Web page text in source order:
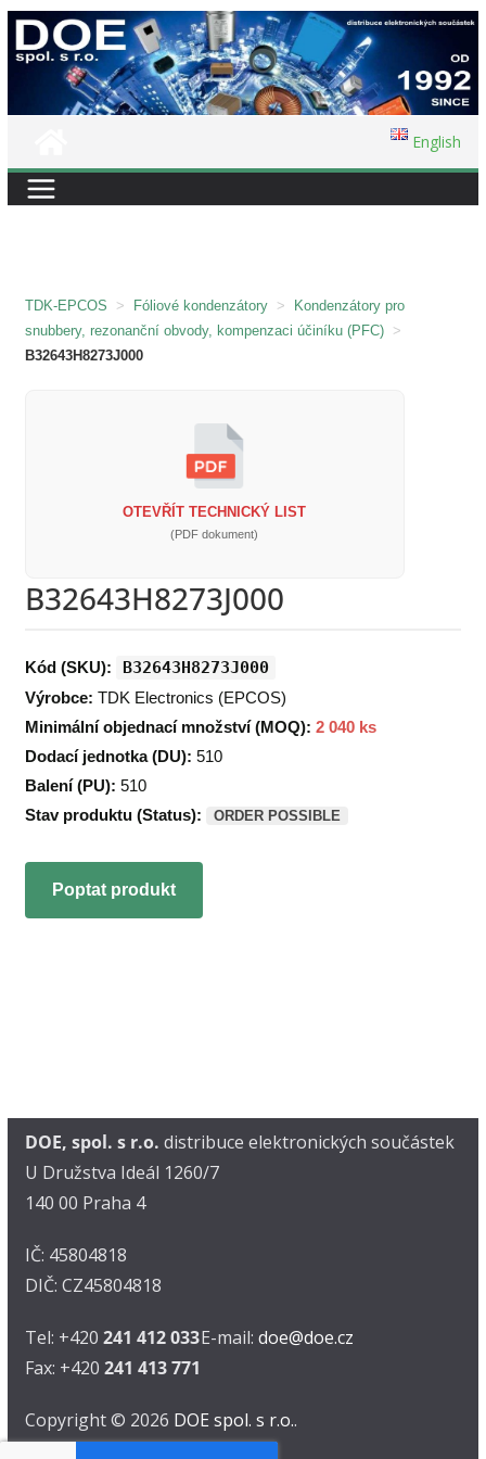
Přeskočit
na
English
TDK-EPCOS > Fóliové kondenzátory >
Kondenzátory pro
snubbery, rezonanční obvody, kompenzaci účiníku (PFC) >
B32643H8273J000
OTEVŘÍT TECHNICKÝ LIST
(PDF dokument)
B32643H8273J000
Kód (SKU): B32643H8273J000
Výrobce: TDK Electronics (EPCOS)
Minimální objednací množství (MOQ): 2 040 ks
Dodací jednotka (DU): 510
Balení (PU): 510
Stav produktu (Status):
ORDER POSSIBLE
Poptat produkt
DOE, spol. s r.o. distribuce elektronických součástek
U Družstva Ideál 1260/7
140 00 Praha 4
IČ: 45804818
DIČ: CZ45804818
Tel: +420 241 412 033
Fax: +420 241 413 771
E-mail: doe@doe.cz
Copyright © 2026 DOE spol. s r.o..